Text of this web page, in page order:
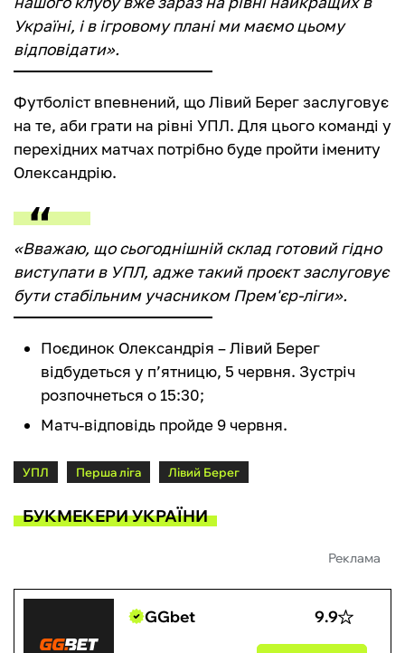
Україні, і в ігровому плані ми маємо цьому
відповідати».
Футболіст впевнений, що Лівий Берег заслуговує
на те, аби грати на рівні УПЛ. Для цього команді у
перехідних матчах потрібно буде пройти імениту
Олександрію.
«Вважаю, що сьогоднішній склад готовий гідно
виступати в УПЛ, адже такий проєкт заслуговує
бути стабільним учасником Прем'єр-ліги».
Поєдинок Олександрія – Лівий Берег
відбудеться у п’ятницю, 5 червня. Зустріч
розпочнеться о 15:30;
Матч-відповідь пройде 9 червня.
УПЛ Перша ліга Лівий Берег
БУКМЕКЕРИ УКРАЇНИ
Реклама
GGbet 9.9